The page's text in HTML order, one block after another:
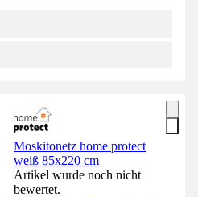
Moskitonetz home protect
weiß 85x220 cm
Artikel wurde noch nicht
bewertet.